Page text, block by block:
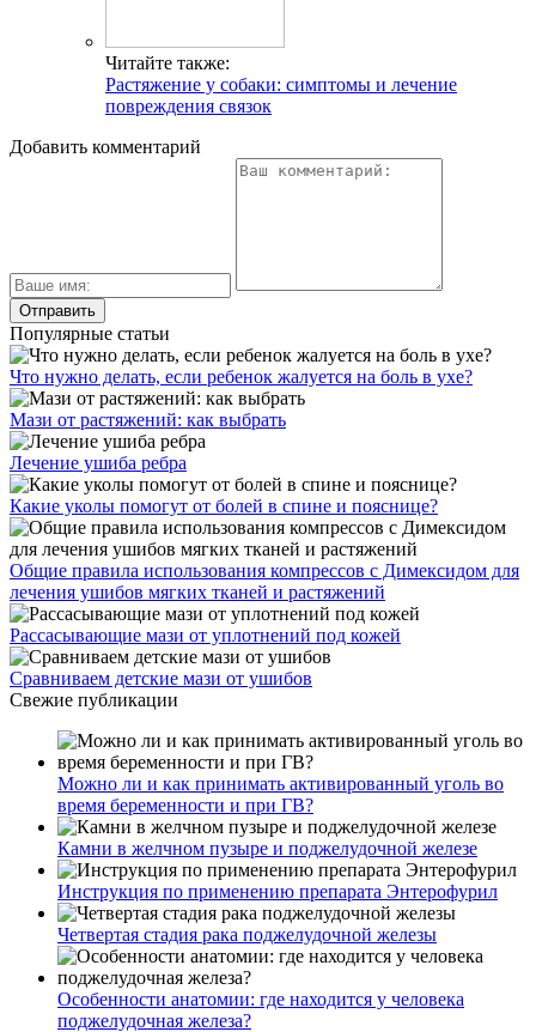
Читайте также:
Растяжение у собаки: симптомы и лечение
повреждения связок
Добавить комментарий
Популярные статьи
Что нужно делать, если ребенок жалуется на боль в ухе?
Мази от растяжений: как выбрать
Лечение ушиба ребра
Какие уколы помогут от болей в спине и пояснице?
Общие правила использования компрессов с Димексидом для
лечения ушибов мягких тканей и растяжений
Рассасывающие мази от уплотнений под кожей
Сравниваем детские мази от ушибов
Свежие публикации
Можно ли и как принимать активированный уголь во
время беременности и при ГВ?
Камни в желчном пузыре и поджелудочной железе
Инструкция по применению препарата Энтерофурил
Четвертая стадия рака поджелудочной железы
Особенности анатомии: где находится у человека
поджелудочная железа?